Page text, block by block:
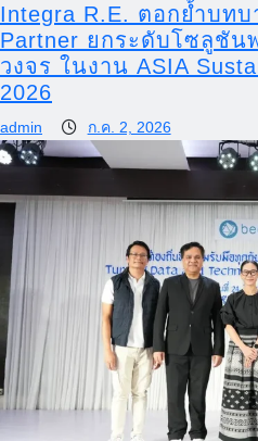
Integra R.E. ตอกย้ำบทบ
Partner ยกระดับโซลูชัน
วงจร ในงาน ASIA
2026
admin ก.ค. 2, 2026